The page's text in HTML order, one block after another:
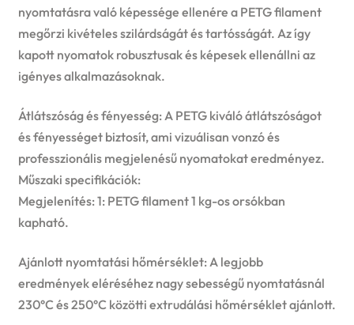
nyomtatásra való képessége ellenére a PETG filament
megőrzi kivételes szilárdságát és tartósságát. Az így
kapott nyomatok robusztusak és képesek ellenállni az
igényes alkalmazásoknak.
Átlátszóság és fényesség: A PETG kiváló átlátszóságot
és fényességet biztosít, ami vizuálisan vonzó és
professzionális megjelenésű nyomatokat eredményez.
Műszaki specifikációk:
Megjelenítés: 1: PETG filament 1 kg-os orsókban
kapható.
Ajánlott nyomtatási hőmérséklet: A legjobb
eredmények eléréséhez nagy sebességű nyomtatásnál
230°C és 250°C közötti extrudálási hőmérséklet ajánlott.